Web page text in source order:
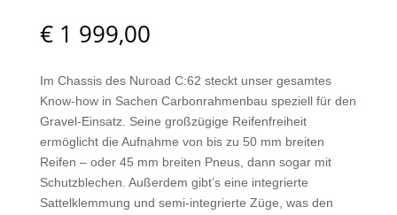
€1 999,00
Im Chassis des Nuroad C:62 steckt unser gesamtes
Know-how in Sachen Carbonrahmenbau speziell für den
Gravel-Einsatz. Seine großzügige Reifenfreiheit
ermöglicht die Aufnahme von bis zu 50 mm breiten
Reifen – oder 45 mm breiten Pneus, dann sogar mit
Schutzblechen. Außerdem gibt’s eine integrierte
Sattelklemmung und semi-integrierte Züge, was den